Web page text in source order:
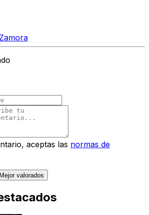
aceptas las normas de
Mejor valorados